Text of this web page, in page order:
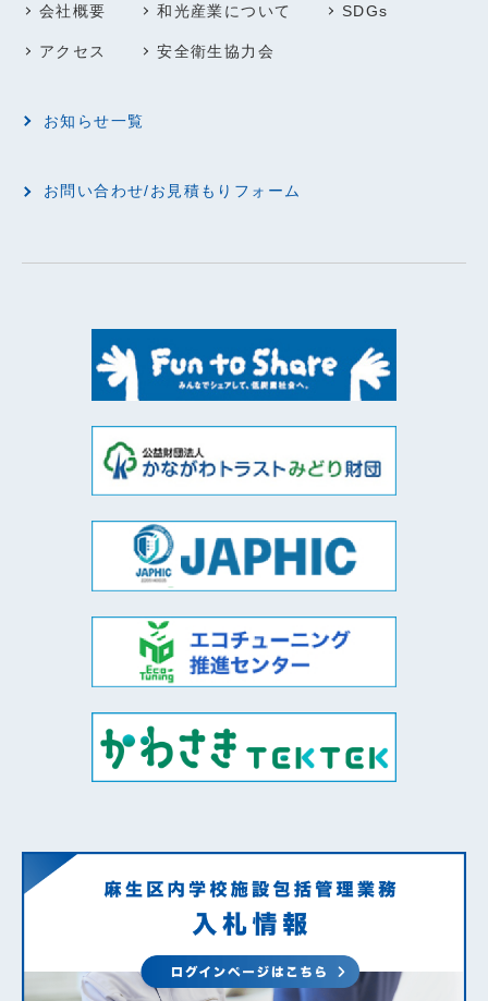
会社概要 和光産業について SDGs
アクセス 安全衛生協力会
お知らせ一覧
お問い合わせ/お見積もりフォーム